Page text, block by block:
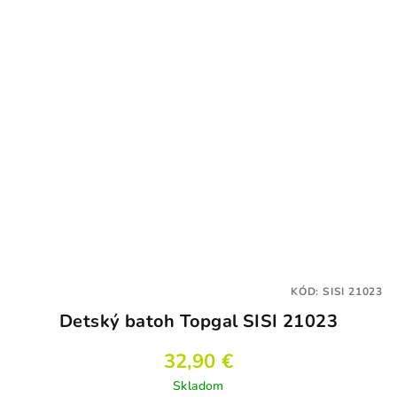
Detský batoh Topgal SISI 21023
32,90 €
Skladom
KÓD: SISI 21023